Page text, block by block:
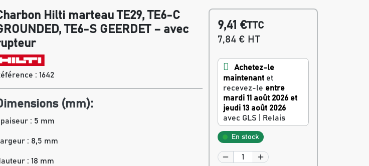
Hilti marteau TE29, TE6-C
TE6-S GEERDET – avec
: 1642
(mm):
: 5 mm
: 8,5 mm
: 18 mm
9,41 €TTC
7,84 € HT
Achetez-le
maintenantet
recevez-le entre
mardi 11 août 2026 et
jeudi 13 août 2026
avec GLS | Relais
En stock